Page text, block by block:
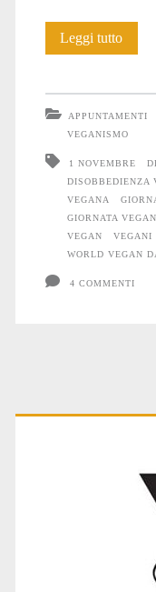
Leggi tuttoWorld
2022
APPUNTAMENTI
VEGANISMO
1 NOVEMBRE
DISOBBEDIENZA
VEGANA
GIORNATA
VEGAN
VEGANI
WORLD VEGAN
4 COMMENTI
Primary